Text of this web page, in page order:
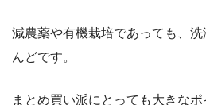
減農薬や有機栽培であっても、
んどです。
まとめ買い派にとっても大きなポ